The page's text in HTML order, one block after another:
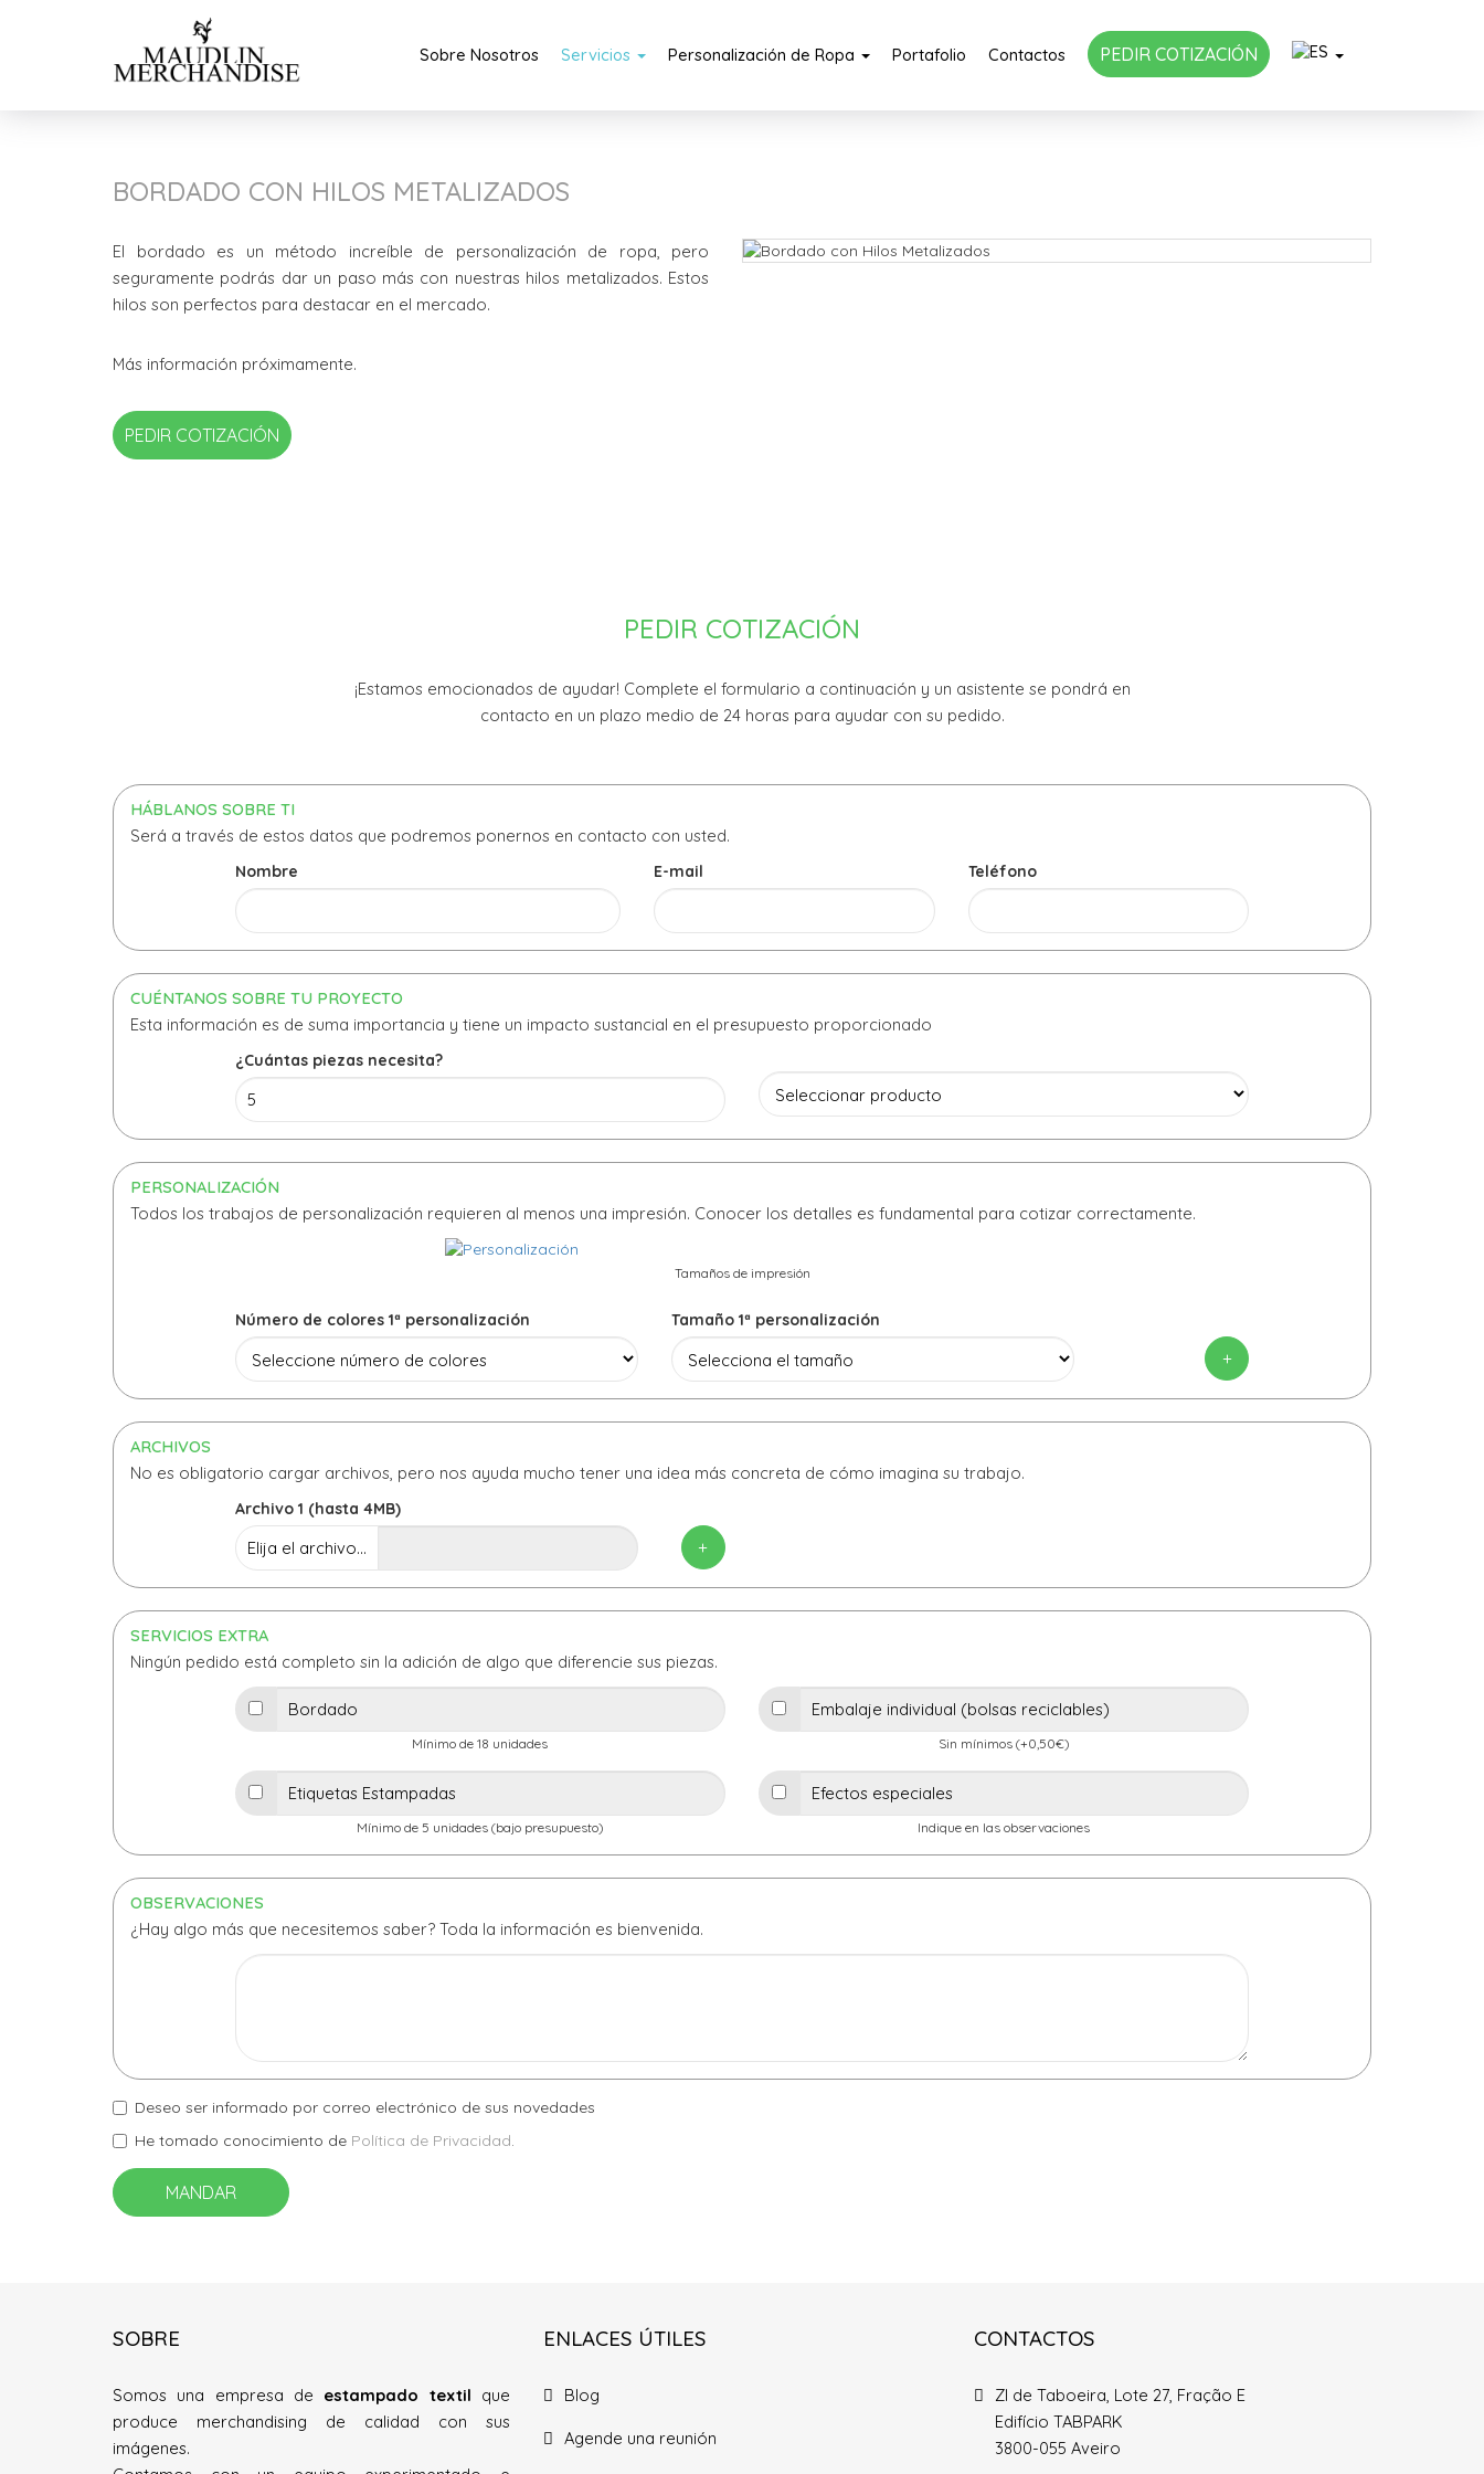
Sobre Nosotros Servicios Personalización de Ropa Portafolio Contactos PEDIR COTIZACIÓN
BORDADO CON HILOS METALIZADOS
El bordado es un método increíble de personalización de ropa, pero
seguramente podrás dar un paso más con nuestras hilos metalizados. Estos
hilos son perfectos para destacar en el mercado.
Más información próximamente.
PEDIR COTIZACIÓN
PEDIR COTIZACIÓN
¡Estamos emocionados de ayudar! Complete el formulario a continuación y un asistente se pondrá en
contacto en un plazo medio de 24 horas para ayudar con su pedido.
HÁBLANOS SOBRE TI
Será a través de estos datos que podremos ponernos en contacto con usted.
Nombre E-mail Teléfono
CUÉNTANOS SOBRE TU PROYECTO
Esta información es de suma importancia y tiene un impacto sustancial en el presupuesto proporcionado
¿Cuántas piezas necesita?
PERSONALIZACIÓN
Todos los trabajos de personalización requieren al menos una impresión. Conocer los detalles es fundamental para cotizar correctamente.
Tamaños de impresión
Número de colores 1ª personalización Tamaño 1ª personalización
+
ARCHIVOS
No es obligatorio cargar archivos, pero nos ayuda mucho tener una idea más concreta de cómo imagina su trabajo.
Archivo 1 (hasta 4MB)
Elija el archivo... +
SERVICIOS EXTRA
Ningún pedido está completo sin la adición de algo que diferencie sus piezas.
Mínimo de 18 unidades Sin mínimos (+0,50€)
Mínimo de 5 unidades (bajo presupuesto) Indique en las observaciones
OBSERVACIONES
¿Hay algo más que necesitemos saber? Toda la información es bienvenida.
Deseo ser informado por correo electrónico de sus novedades
He tomado conocimiento de Política de Privacidad.
MANDAR
SOBRE
Somos una empresa de estampado textil que
produce merchandising de calidad con sus
imágenes.
ENLACES ÚTILES
Blog
Agende una reunión
CONTACTOS
ZI de Taboeira, Lote 27, Fração E
Edifício TABPARK
3800-055 Aveiro